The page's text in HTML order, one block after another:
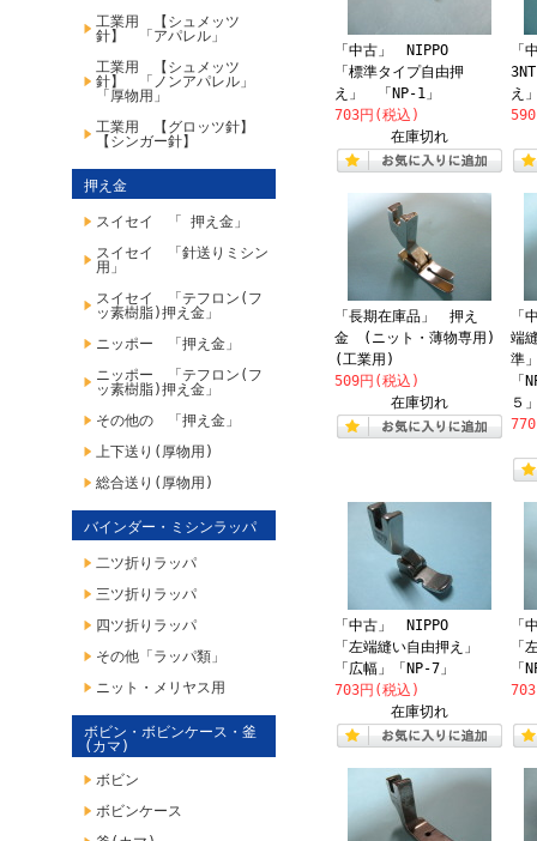
工業用 【シュメッツ
針】 「アパレル」
工業用 【シュメッツ
針】 「ノンアパレル」
「厚物用」
工業用 【グロッツ針】
【シンガー針】
押え金
スイセイ 「 押え金」
スイセイ 「針送りミシン
用」
スイセイ 「テフロン(フ
ッ素樹脂)押え金」
ニッポー 「押え金」
ニッポー 「テフロン(フ
ッ素樹脂)押え金」
その他の 「押え金」
上下送り(厚物用)
総合送り(厚物用)
バインダー・ミシンラッパ
二ツ折りラッパ
三ツ折りラッパ
四ツ折りラッパ
その他「ラッパ類」
ニット・メリヤス用
ボビン・ボビンケース・釜
(カマ)
ボビン
ボビンケース
「中古」 NIPPO
「標準タイプ自由押
え」 「NP-1」
703円(税込)
在庫切れ
「
え
「長期在庫品」 押え
金 (ニット・薄物専用)
(工業用)
509円(税込)
在庫切れ
「
端
準
「
５
「中古」 NIPPO
「左端縫い自由押え」
「広幅」「NP-7」
703円(税込)
在庫切れ
「
「